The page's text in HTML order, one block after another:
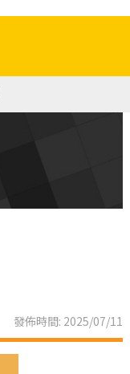
發佈時間: 2025/07/11